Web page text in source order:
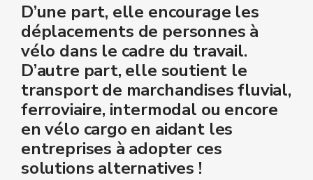
D’une part, elle encourage les
déplacements de personnes à
vélo dans le cadre du travail.
D’autre part, elle soutient le
transport de marchandises fluvial,
ferroviaire, intermodal ou encore
en vélo cargo en aidant les
entreprises à adopter ces
solutions alternatives !